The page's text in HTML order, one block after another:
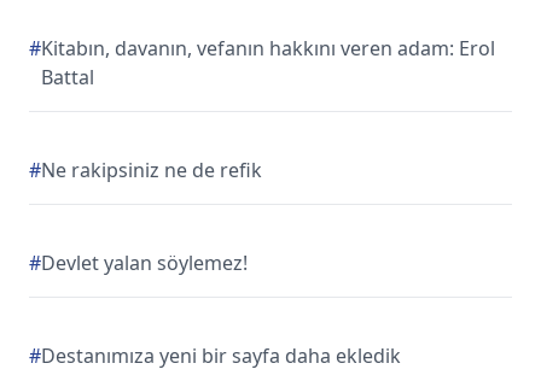
#Kitabın, davanın, vefanın hakkını veren adam: Erol
Battal
#Ne rakipsiniz ne de refik
#Devlet yalan söylemez!
#Destanımıza yeni bir sayfa daha ekledik